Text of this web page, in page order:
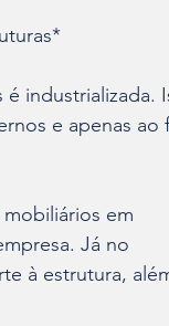
industrializada.
e apenas ao
em
Já no
à estrutura,